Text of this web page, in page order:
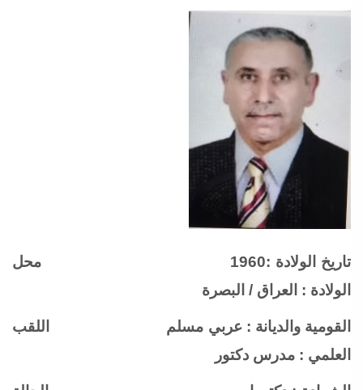
تاريخ الولادة :1960 محل
الولادة : العراق / البصرة
القومية والديانة : عربي مسلم اللقب
العلمي : مدرس دكتور